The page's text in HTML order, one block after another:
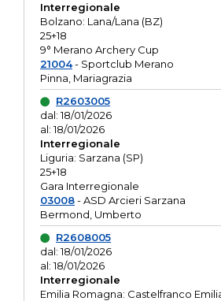
Interregionale
Bolzano: Lana/Lana (BZ)
25+18
9° Merano Archery Cup
21004- Sportclub Merano
Pinna, Mariagrazia
R2603005
dal: 18/01/2026
al: 18/01/2026
Interregionale
Liguria: Sarzana (SP)
25+18
Gara Interregionale
03008- ASD Arcieri Sarzana
Bermond, Umberto
R2608005
dal: 18/01/2026
al: 18/01/2026
Interregionale
Emilia Romagna: Castelfranco